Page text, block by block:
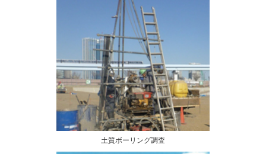
土質ボーリング調査